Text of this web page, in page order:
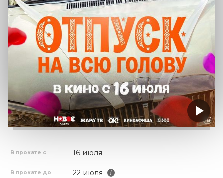
В прокате с 16 июля
В прокате до 22 июля